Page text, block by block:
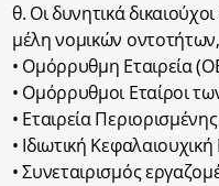
θ. Οι δυνητικά
μέλη νομικών
• Ομόρρυθμη Εταιρεία
• Ομόρρυθμοι Εταίροι
• Εταιρεία
• Ιδιωτική Κεφαλαιουχική
• Συνεταιρισμός